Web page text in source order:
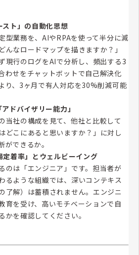
スト」の自動化思想
型業務を、AIやRPAを使って半分に減
んなロードマップを描きますか？」
現行のログをAIで分析し、頻出する3
わせをチャットボットで自己解決化
り、3ヶ月で有人対応を30%削減可能
ドバイザリー能力」
当社の構成を見て、他社と比較して
どこにあると思いますか？」に対し
ができるか。
定着率」とウェルビーイング
のは「エンジニア」です。担当者が
るような組織では、深いコンテキス
了解）は蓄積されません。エンジニ
育を受け、高いモチベーションで自
かを確認してください。